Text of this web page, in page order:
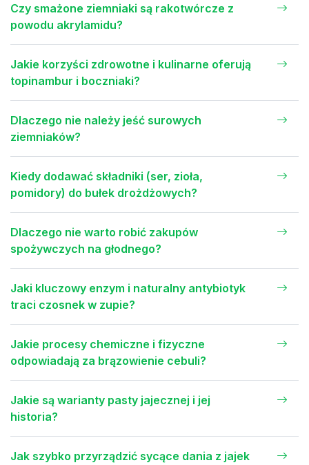
Czy smażone ziemniaki są rakotwórcze z
powodu akrylamidu?
Jakie korzyści zdrowotne i kulinarne oferują
topinambur i boczniaki?
Dlaczego nie należy jeść surowych
ziemniaków?
Kiedy dodawać składniki (ser, zioła,
pomidory) do bułek drożdżowych?
Dlaczego nie warto robić zakupów
spożywczych na głodnego?
Jaki kluczowy enzym i naturalny antybiotyk
traci czosnek w zupie?
Jakie procesy chemiczne i fizyczne
odpowiadają za brązowienie cebuli?
Jakie są warianty pasty jajecznej i jej
historia?
Jak szybko przyrządzić sycące dania z jajek